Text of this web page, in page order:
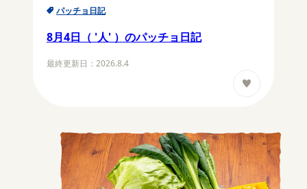
パッチョ日記
8月4日（ '人' ）のパッチョ日記
最終更新日： 2026.8.4